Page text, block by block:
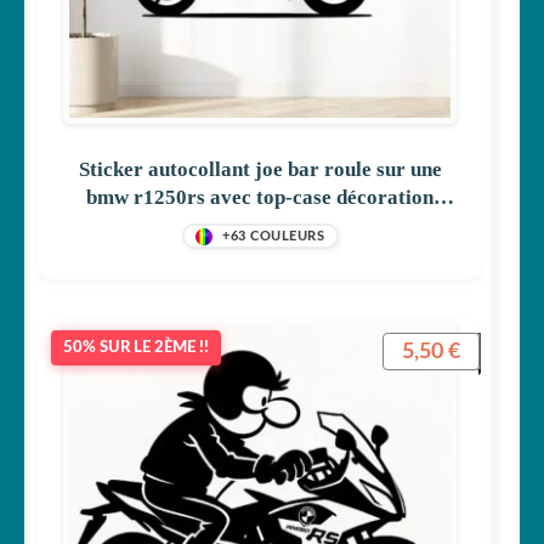
Sticker autocollant joe bar roule sur une
bmw r1250rs avec top-case décoration
decostickerstore – SF0MMA
+63 COULEURS
50% SUR LE 2ÈME !! 5,50 €